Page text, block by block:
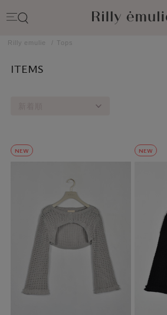
Rilly emulie Tops
ITEMS
商品一覧
NEW NEW